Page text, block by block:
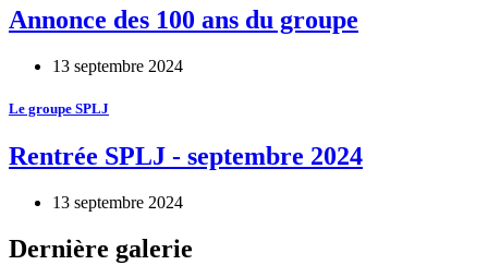
Annonce des 100 ans du groupe
13 septembre 2024
Le groupe SPLJ
Rentrée SPLJ - septembre 2024
13 septembre 2024
Dernière galerie